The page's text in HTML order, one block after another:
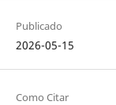
Publicado
2026-05-15
Como Citar